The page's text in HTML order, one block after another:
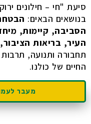
סיעת "חי – חילונים
בנושאים הבאים:
הסביבה, קיימות,
העיר, בריאות
תחבורה ותנועה, תרבות
החיים של כולנו.
מעבר